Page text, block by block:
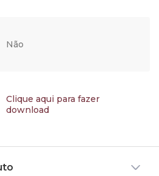
diretamente em cima do
móvel para não causar
exponha sua peça
diretamente ao sol, utilize
cortinas ou persianas para
desbote. Esses cuidados
auxiliarão seu produto a
Não
Clique aqui para fazer
download